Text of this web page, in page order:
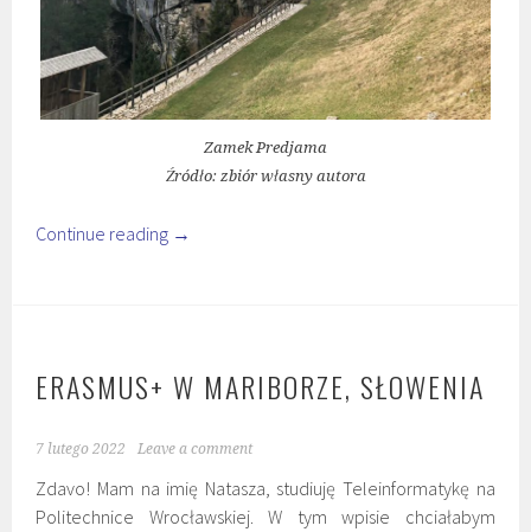
Zamek Predjama
Źródło: zbiór własny autora
Continue reading →
ERASMUS+ W MARIBORZE, SŁOWENIA
7 lutego 2022 Leave a comment
Zdavo! Mam na imię Natasza, studiuję Teleinformatykę na
Politechnice Wrocławskiej. W tym wpisie chciałabym